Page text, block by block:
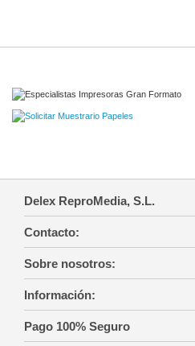
Delex ReproMedia, S.L.
Contacto:
Sobre nosotros:
Información:
Pago 100% Seguro